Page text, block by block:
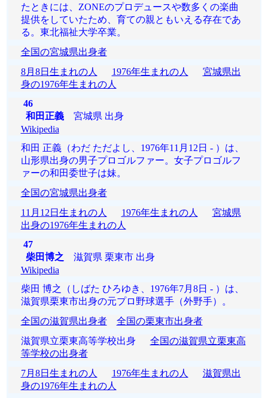
たときには、ZONEのプロデュースや数多くの楽曲
提供をしていたため、育ての親ともいえる存在であ
る。東北福祉大学卒業。
全国の宮城県出身者
8月8日生まれの人
1976年生まれの人
宮城県出
身の1976年生まれの人
46
和田正義宮城県 出身
Wikipedia
和田 正義（わだ ただよし、1976年11月12日 - ）は、
山形県出身の男子プロゴルファー。女子プロゴルフ
ァーの和田委世子は妹。
全国の宮城県出身者
11月12日生まれの人
1976年生まれの人
宮城県
出身の1976年生まれの人
47
柴田博之 滋賀県 栗東市 出身
Wikipedia
柴田 博之（しばた ひろゆき、1976年7月8日 - ）は、
滋賀県栗東市出身の元プロ野球選手（外野手）。
全国の滋賀県出身者
全国の栗東市出身者
滋賀県立栗東高等学校出身 全国の滋賀県立栗東高
等学校の出身者
7月8日生まれの人
1976年生まれの人
滋賀県出
身の1976年生まれの人